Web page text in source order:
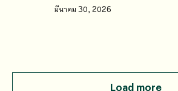
มีนาคม 30, 2026
Load more